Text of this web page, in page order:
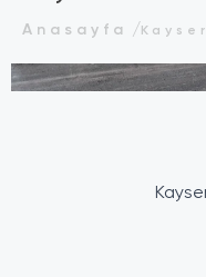
Anasayfa